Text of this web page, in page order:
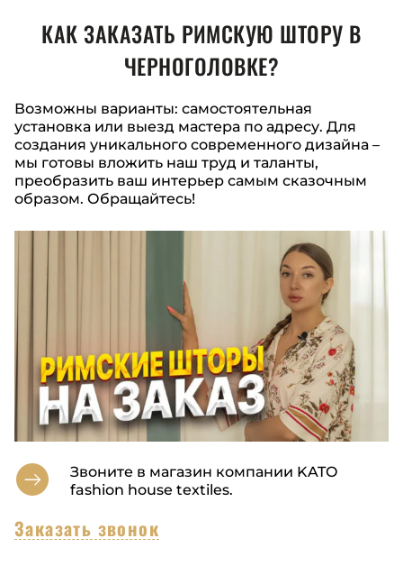
КАК ЗАКАЗАТЬ РИМСКУЮ ШТОРУ В
ЧЕРНОГОЛОВКЕ?
Возможны варианты: самостоятельная
установка или выезд мастера по адресу. Для
создания уникального современного дизайна –
мы готовы вложить наш труд и таланты,
преобразить ваш интерьер самым сказочным
образом. Обращайтесь!
Звоните в магазин компании KATO
fashion house textiles.
Заказать звонок